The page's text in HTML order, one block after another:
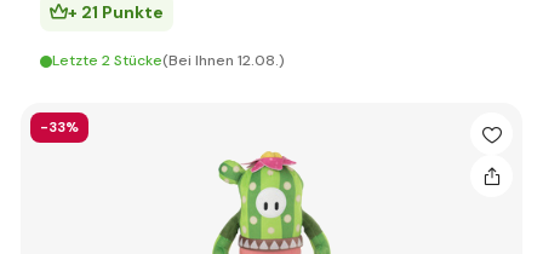
+ 21 Punkte
Letzte 2 Stücke(Bei Ihnen 12.08.)
-33%